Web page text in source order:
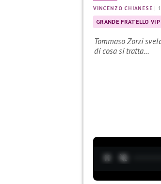
VINCENZO CHIANESE |
GRANDE FRATELLO VIP
Tommaso Zorzi
di cosa si tratta…